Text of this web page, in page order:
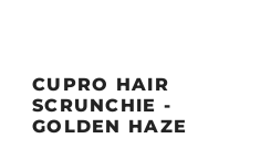
CUPRO HAIR
SCRUNCHIE -
GOLDEN HAZE